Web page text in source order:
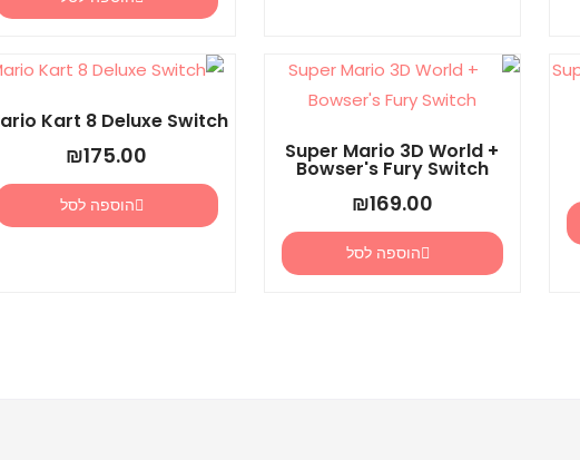
Super Mario 3D World +
Bowser's Fury Switch
₪169.00
הוספה לסל
Kart 8 Deluxe Switch
₪175.00
הוספה לסל